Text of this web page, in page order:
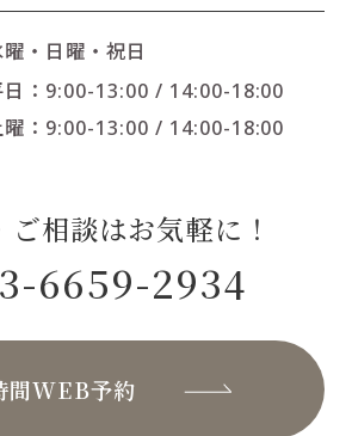
曜・日曜・祝日
日：9:00-13:00 / 14:00-18:00
曜：9:00-13:00 / 14:00-18:00
ご相談はお気軽に！
6659-2934
間WEB予約